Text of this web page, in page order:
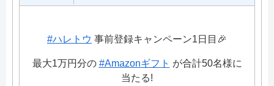
#ハレトウ 事前登録キャンペーン1日目🎉
最大1万円分の #Amazonギフト が合計50名様に
当たる!